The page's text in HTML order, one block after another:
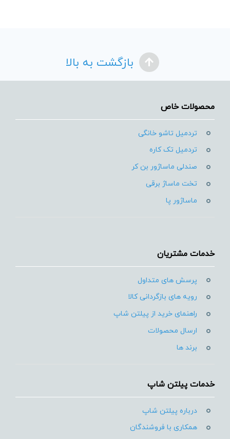
بازگشت به بالا
محصولات خاص
تردمیل تاشو خانگی
تردمیل تک کاره
صندلی ماساژور بن کر
تخت ماساژ برقی
ماساژور پا
خدمات مشتریان
پرسش های متداول
رویه های بازگردانی کالا
راهنمای خرید از پیلتن شاپ
ارسال محصولات
برند ها
خدمات پیلتن شاپ
درباره پیلتن شاپ
همکاری با فروشندگان